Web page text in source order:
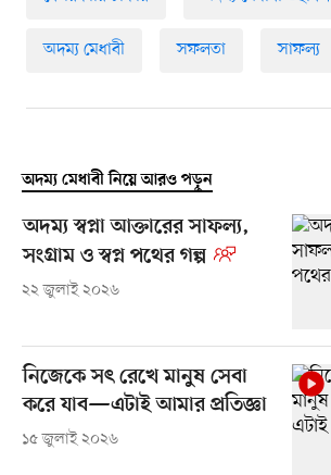
অদম্য মেধাবী সফলতা সাফল্য
অদম্য মেধাবী নিয়ে আরও পড়ুন
অদম্য স্বপ্না আক্তারের সাফল্য,
সংগ্রাম ও স্বপ্ন পথের গল্প
২২ জুলাই ২০২৬
নিজেকে সৎ রেখে মানুষ সেবা
করে যাব—এটাই আমার প্রতিজ্ঞা
১৫ জুলাই ২০২৬